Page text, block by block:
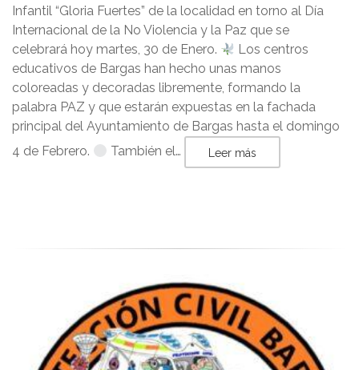
Infantil “Gloria Fuertes” de la localidad en torno al Día
Internacional de la No Violencia y la Paz que se
celebrará hoy martes, 30 de Enero.
Los centros
educativos de Bargas han hecho unas manos
coloreadas y decoradas libremente, formando la
palabra PAZ y que estarán expuestas en la fachada
principal del Ayuntamiento de Bargas hasta el domingo
4 de Febrero.
También el… Leer más